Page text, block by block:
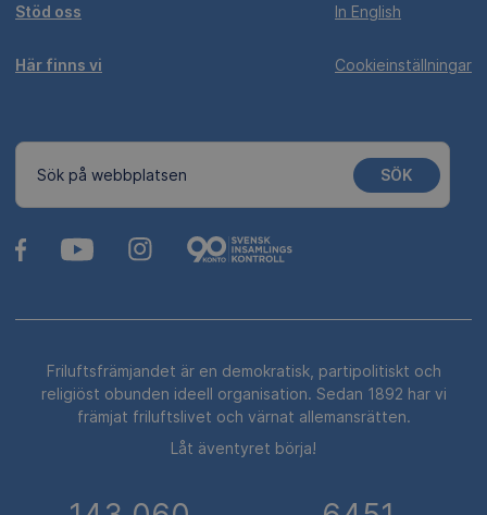
Stöd oss
Här finns vi
In English
Cookieinställningar
Sök på webbplatsen SÖK
Friluftsfrämjandet är en demokratisk, partipolitiskt och
religiöst obunden ideell organisation. Sedan 1892 har vi
främjat friluftslivet och värnat allemansrätten.
Låt äventyret börja!